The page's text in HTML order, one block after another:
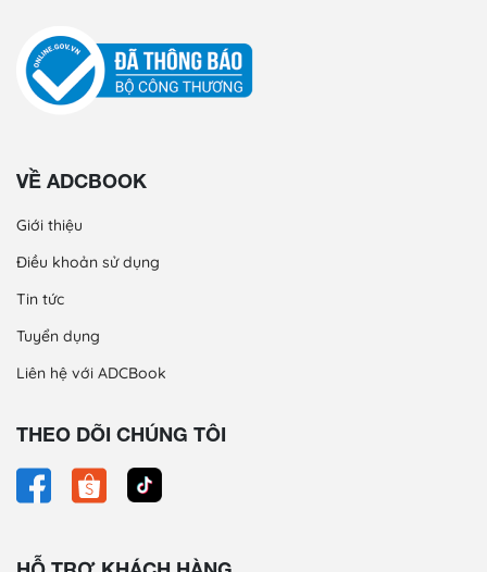
VỀ ADCBOOK
Giới thiệu
Điều khoản sử dụng
Tin tức
Tuyển dụng
Liên hệ với ADCBook
THEO DÕI CHÚNG TÔI